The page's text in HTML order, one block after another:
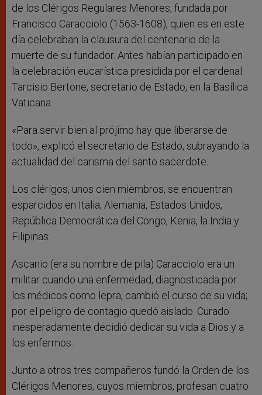
de los Clérigos Regulares Menores, fundada por
Francisco Caracciolo (1563-1608), quien es en este
día celebraban la clausura del centenario de la
muerte de su fundador. Antes habían participado en
la celebración eucarística presidida por el cardenal
Tarcisio Bertone, secretario de Estado, en la Basílica
Vaticana.
«Para servir bien al prójimo hay que liberarse de
todo», explicó el secretario de Estado, subrayando la
actualidad del carisma del santo sacerdote.
Los clérigos, unos cien miembros, se encuentran
esparcidos en Italia, Alemania, Estados Unidos,
República Democrática del Congo, Kenia, la India y
Filipinas.
Ascanio (era su nombre de pila) Caracciolo era un
militar cuando una enfermedad, diagnosticada por
los médicos como lepra, cambió el curso de su vida;
por el peligro de contagio quedó aislado. Curado
inesperadamente decidió dedicar su vida a Dios y a
los enfermos.
Junto a otros tres compañeros fundó la Orden de los
Clérigos Menores, cuyos miembros, profesan cuatro